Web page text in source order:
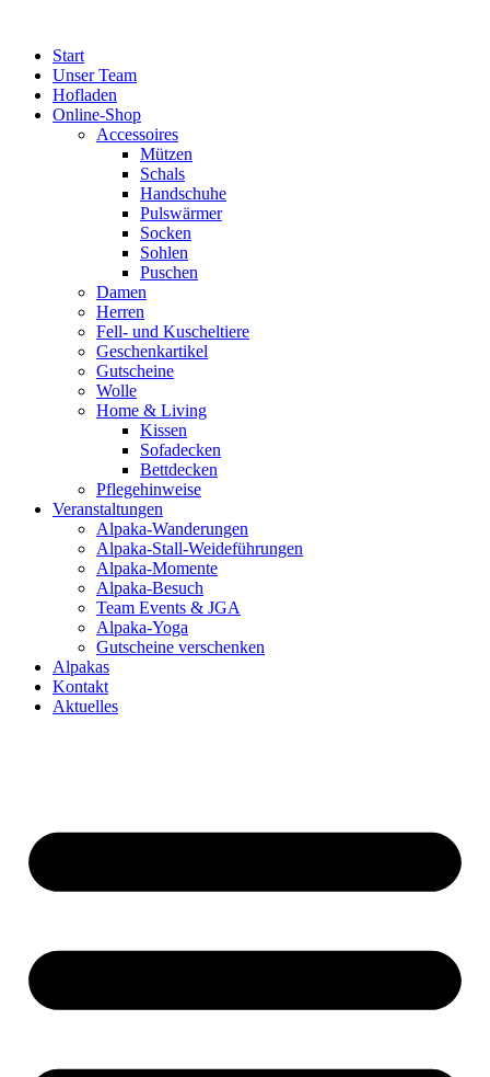
springenStart
Unser Team
Hofladen
Online-Shop
Accessoires
Mützen
Schals
Handschuhe
Pulswärmer
Socken
Sohlen
Puschen
Damen
Herren
Fell- und Kuscheltiere
Geschenkartikel
Gutscheine
Wolle
Home & Living
Kissen
Sofadecken
Bettdecken
Pflegehinweise
Veranstaltungen
Alpaka-Wanderungen
Alpaka-Stall-Weideführungen
Alpaka-Momente
Alpaka-Besuch
Team Events & JGA
Alpaka-Yoga
Gutscheine verschenken
Alpakas
Kontakt
Aktuelles